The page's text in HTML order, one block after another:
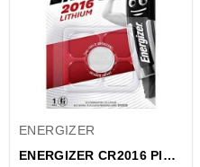
ENERGIZER
ENERGIZER CR2016 PILE